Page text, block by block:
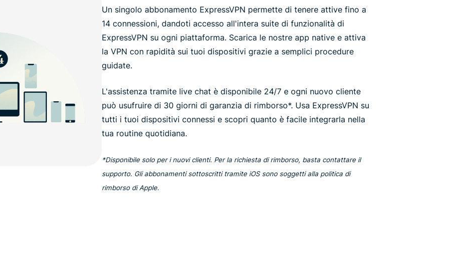
Un singolo abbonamento ExpressVPN permette di tenere attive fino a
14 connessioni, dandoti accesso all'intera suite di funzionalità di
ExpressVPN su ogni piattaforma. Scarica le nostre app native e attiva
la VPN con rapidità sui tuoi dispositivi grazie a semplici procedure
guidate.
L'assistenza tramite live chat è disponibile 24/7 e ogni nuovo cliente
può usufruire di 30 giorni di garanzia di rimborso*. Usa ExpressVPN su
tutti i tuoi dispositivi connessi e scopri quanto è facile integrarla nella
tua routine quotidiana.
*Disponibile solo per i nuovi clienti. Per la richiesta di rimborso, basta contattare il
supporto. Gli abbonamenti sottoscritti tramite iOS sono soggetti alla politica di
rimborso di Apple.